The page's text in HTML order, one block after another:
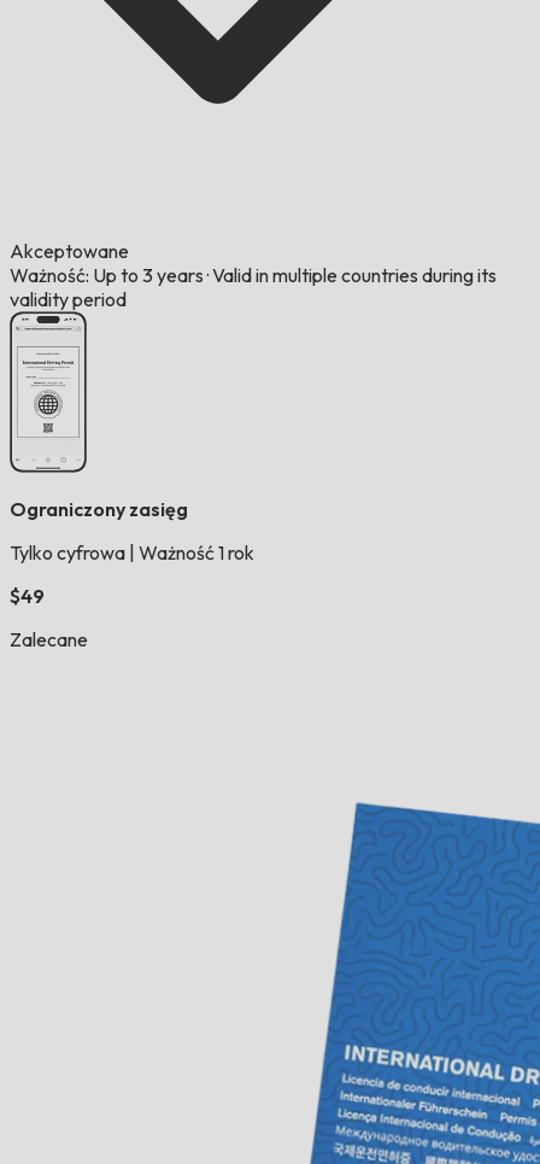
Akceptowane
Ważność: Up to 3 years ·Valid in multiple countries during its
validity period
Ograniczony zasięg
Tylko cyfrowa Ważność 1 rok
$49
Zalecane